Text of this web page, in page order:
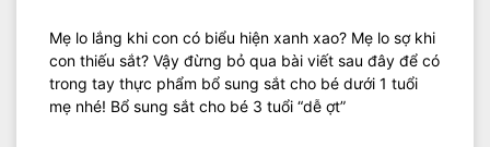
Mẹ lo lắng khi con có biểu hiện xanh xao? Mẹ lo sợ khi
con thiếu sắt? Vậy đừng bỏ qua bài viết sau đây để có
trong tay thực phẩm bổ sung sắt cho bé dưới 1 tuổi
mẹ nhé! Bổ sung sắt cho bé 3 tuổi “dễ ợt”